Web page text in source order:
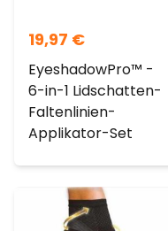
19,97 €
EyeshadowPro™ -
6-in-1 Lidschatten-
Faltenlinien-
Applikator-Set